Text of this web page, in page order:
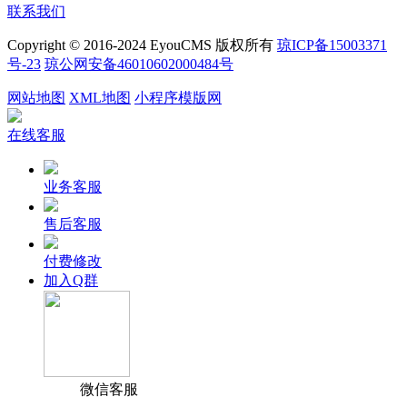
联系我们
Copyright © 2016-2024 EyouCMS 版权所有 琼ICP备15003371
号-23 琼公网安备46010602000484号
网站地图 XML地图 小程序模版网
在线客服
业务客服
售后客服
付费修改
加入Q群
微信客服